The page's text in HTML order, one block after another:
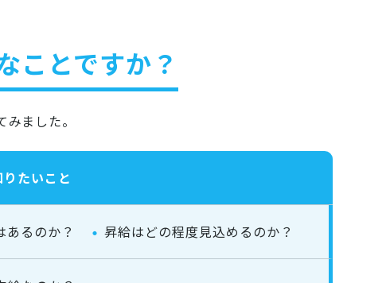
ことですか？
ました。
たいこと
あるのか？ 昇給はどの程度見込めるのか？